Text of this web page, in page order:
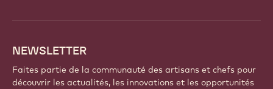
NEWSLETTER
Faites partie de la communauté des artisans et chefs pour
découvrir les actualités, les innovations et les opportunités